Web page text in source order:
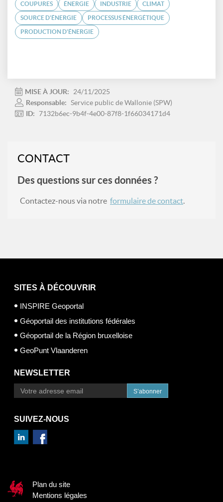
COUPURES ÉNERGIE INDUSTRIE CLIMAT
SOURCE D'ÉNERGIE PROCESSUS ÉNERGÉTIQUE
PRODUCTION D'ÉNERGIE
MISE À JOUR:
24/11/2025
Responsable: Service public de Wallonie (SPW)
ID:
7132b6ec-9b4f-4e00-87f8-1f66034171d4
CONTACT
Des questions sur ces données ?
Contactez-nous via notre formulaire de contact.
SITES À DÉCOUVRIR
INSPIRE Geoportal
Géoportail des institutions fédérales
Géoportail de la Région bruxelloise
GeoPunt Vlaanderen
NEWSLETTER
S’abonner
SUIVEZ-NOUS
Plan du site
Mentions légales